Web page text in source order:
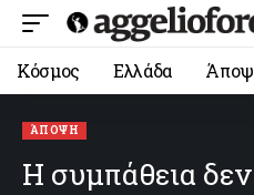
Κόσμος Ελλάδα
ΆΠΟΨΗ
Η συμπάθεια